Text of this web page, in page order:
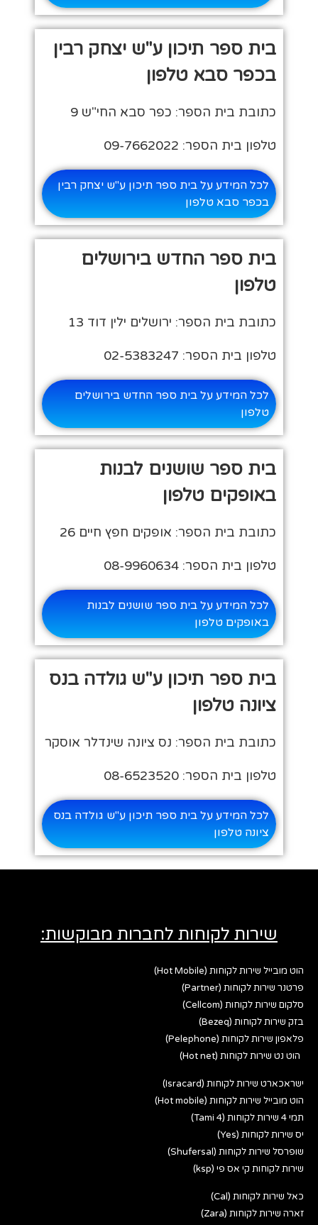
בית ספר תיכון ע"ש יצחק רבין
בכפר סבא טלפון
כתובת בית הספר: כפר סבא החי"ש 9
טלפון בית הספר: 09-7662022
לכל המידע על בית ספר תיכון ע"ש יצחק רבין
בכפר סבא טלפון
בית ספר החדש בירושלים
טלפון
כתובת בית הספר: ירושלים ילין דוד 13
טלפון בית הספר: 02-5383247
לכל המידע על בית ספר החדש בירושלים
טלפון
בית ספר שושנים לבנות
באופקים טלפון
כתובת בית הספר: אופקים חפץ חיים 26
טלפון בית הספר: 08-9960634
לכל המידע על בית ספר שושנים לבנות
באופקים טלפון
בית ספר תיכון ע"ש גולדה בנס
ציונה טלפון
כתובת בית הספר: נס ציונה שינדלר אוסקר
טלפון בית הספר: 08-6523520
לכל המידע על בית ספר תיכון ע"ש גולדה בנס
ציונה טלפון
שירות לקוחות לחברות מבוקשות:
הוט מובייל שירות לקוחות (Hot Mobile)
פרטנר שירות לקוחות (Partner)
סלקום שירות לקוחות (Cellcom)
בזק שירות לקוחות (Bezeq)
פלאפון שירות לקוחות (Pelephone)
הוט נט שירות לקוחות (Hot net)
ישראכארט שירות לקוחות (Isracard)
הוט מובייל שירות לקוחות (Hot mobile)
תמי 4 שירות לקוחות (Tami 4)
יס שירות לקוחות (Yes)
שופרסל שירות לקוחות (Shufersal)
שירות לקוחות קי אס פי (ksp)
כאל שירות לקוחות (Cal)
זארה שירות לקוחות (Zara)